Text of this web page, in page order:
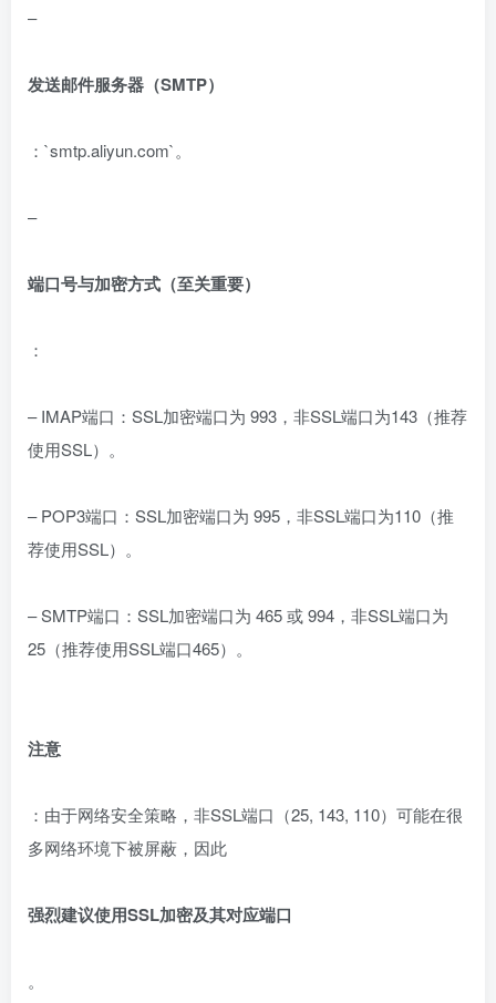
–
发送邮件服务器（SMTP）
：`smtp.aliyun.com`。
–
端口号与加密方式（至关重要）
：
– IMAP端口：SSL加密端口为 993，非SSL端口为143（推荐
使用SSL）。
– POP3端口：SSL加密端口为 995，非SSL端口为110（推
荐使用SSL）。
– SMTP端口：SSL加密端口为 465 或 994，非SSL端口为
25（推荐使用SSL端口465）。
注意
：由于网络安全策略，非SSL端口（25, 143, 110）可能在很
多网络环境下被屏蔽，因此
强烈建议使用SSL加密及其对应端口
。